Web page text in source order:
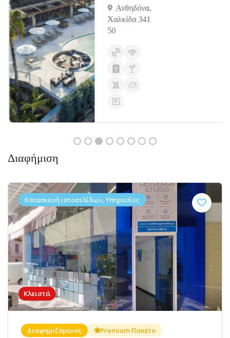
Ανθηδόνα,
Χαλκίδα 341
50
Διαφήμιση
Κλειστά
Κατασκευή ιστοσελίδων, Υπηρεσίες
Διαφημιζόμενος Premium Πακέτο